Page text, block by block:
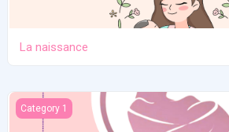
La naissance
Bienvenue! ouvrez pour découvrir svp
Category 1